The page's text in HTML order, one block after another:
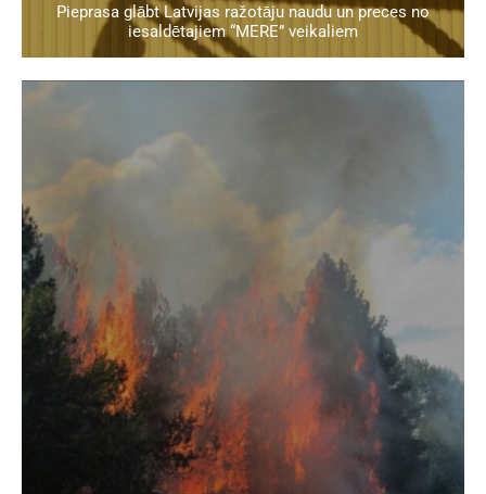
Pieprasa glābt Latvijas ražotāju naudu un preces no
iesaldētajiem “MERE” veikaliem